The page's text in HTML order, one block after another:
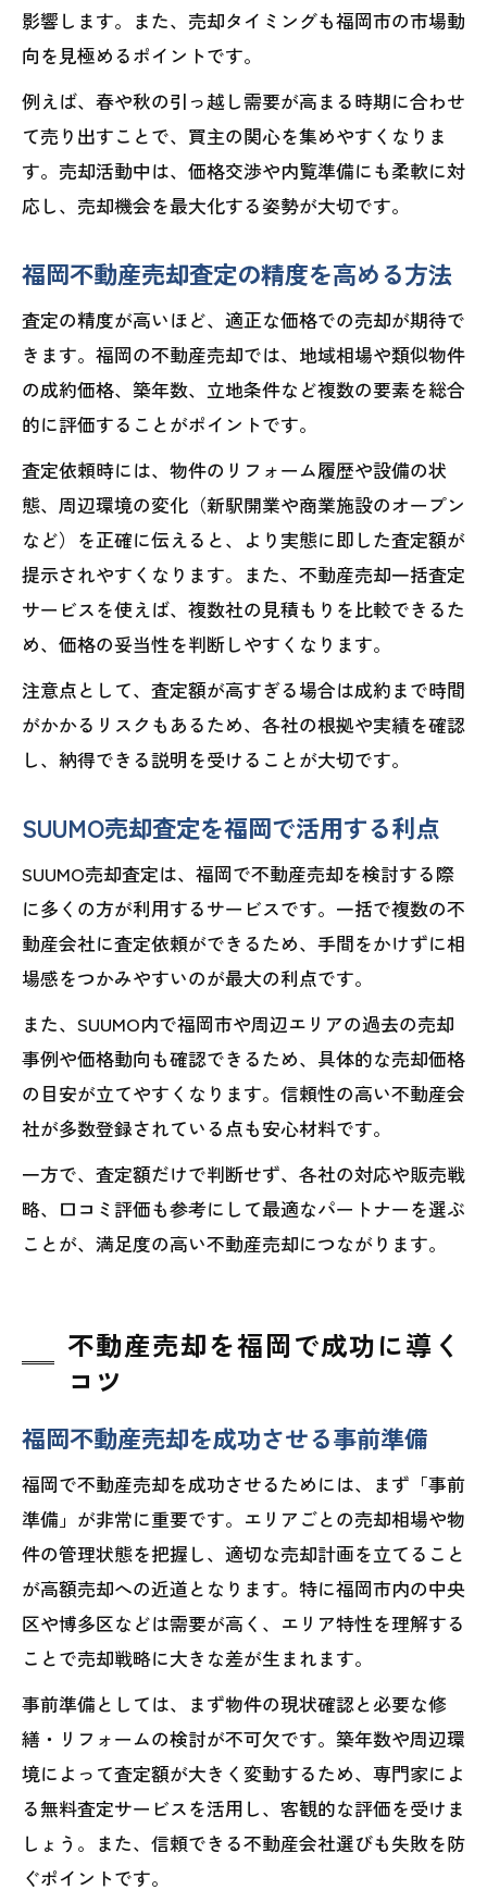
影響します。また、売却タイミングも福岡市の市場動
向を見極めるポイントです。
例えば、春や秋の引っ越し需要が高まる時期に合わせ
て売り出すことで、買主の関心を集めやすくなりま
す。売却活動中は、価格交渉や内覧準備にも柔軟に対
応し、売却機会を最大化する姿勢が大切です。
福岡不動産売却査定の精度を高める方法
査定の精度が高いほど、適正な価格での売却が期待で
きます。福岡の不動産売却では、地域相場や類似物件
の成約価格、築年数、立地条件など複数の要素を総合
的に評価することがポイントです。
査定依頼時には、物件のリフォーム履歴や設備の状
態、周辺環境の変化（新駅開業や商業施設のオープン
など）を正確に伝えると、より実態に即した査定額が
提示されやすくなります。また、不動産売却一括査定
サービスを使えば、複数社の見積もりを比較できるた
め、価格の妥当性を判断しやすくなります。
注意点として、査定額が高すぎる場合は成約まで時間
がかかるリスクもあるため、各社の根拠や実績を確認
し、納得できる説明を受けることが大切です。
SUUMO売却査定を福岡で活用する利点
SUUMO売却査定は、福岡で不動産売却を検討する際
に多くの方が利用するサービスです。一括で複数の不
動産会社に査定依頼ができるため、手間をかけずに相
場感をつかみやすいのが最大の利点です。
また、SUUMO内で福岡市や周辺エリアの過去の売却
事例や価格動向も確認できるため、具体的な売却価格
の目安が立てやすくなります。信頼性の高い不動産会
社が多数登録されている点も安心材料です。
一方で、査定額だけで判断せず、各社の対応や販売戦
略、口コミ評価も参考にして最適なパートナーを選ぶ
ことが、満足度の高い不動産売却につながります。
不動産売却を福岡で成功に導く
コツ
福岡不動産売却を成功させる事前準備
福岡で不動産売却を成功させるためには、まず「事前
準備」が非常に重要です。エリアごとの売却相場や物
件の管理状態を把握し、適切な売却計画を立てること
が高額売却への近道となります。特に福岡市内の中央
区や博多区などは需要が高く、エリア特性を理解する
ことで売却戦略に大きな差が生まれます。
事前準備としては、まず物件の現状確認と必要な修
繕・リフォームの検討が不可欠です。築年数や周辺環
境によって査定額が大きく変動するため、専門家によ
る無料査定サービスを活用し、客観的な評価を受けま
しょう。また、信頼できる不動産会社選びも失敗を防
ぐポイントです。